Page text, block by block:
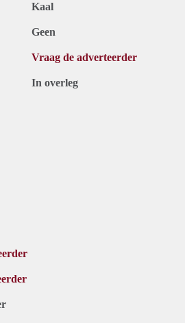
Kaal
Geen
Vraag de adverteerder
In overleg